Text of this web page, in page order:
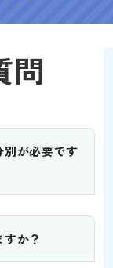
問
別が必要です
か？